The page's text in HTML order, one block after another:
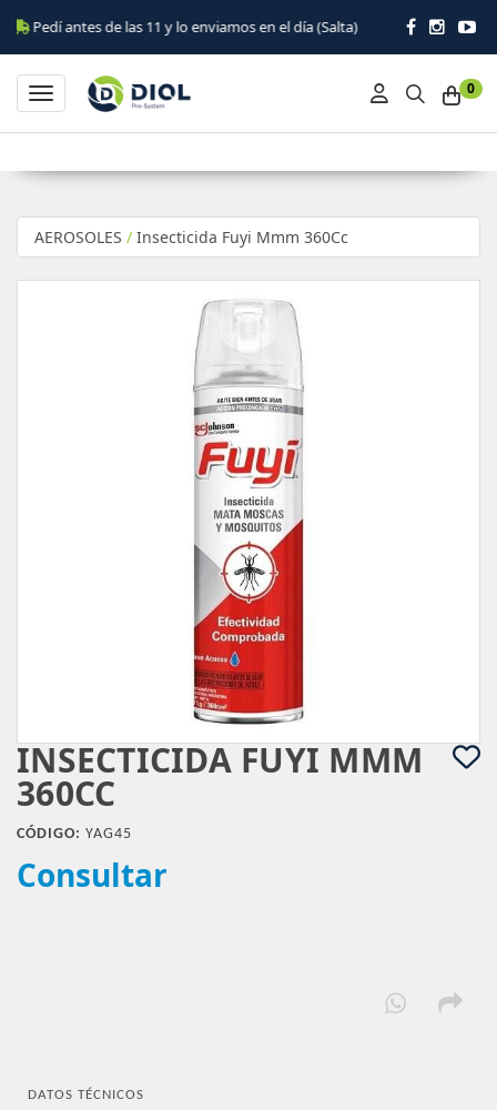
antes de las 11 y lo enviamos en el día (Salta)
0
Toggle navigation
AEROSOLES / Insecticida Fuyi Mmm 360Cc
INSECTICIDA FUYI MMM
360CC
CÓDIGO: YAG45
Consultar
DATOS TÉCNICOS